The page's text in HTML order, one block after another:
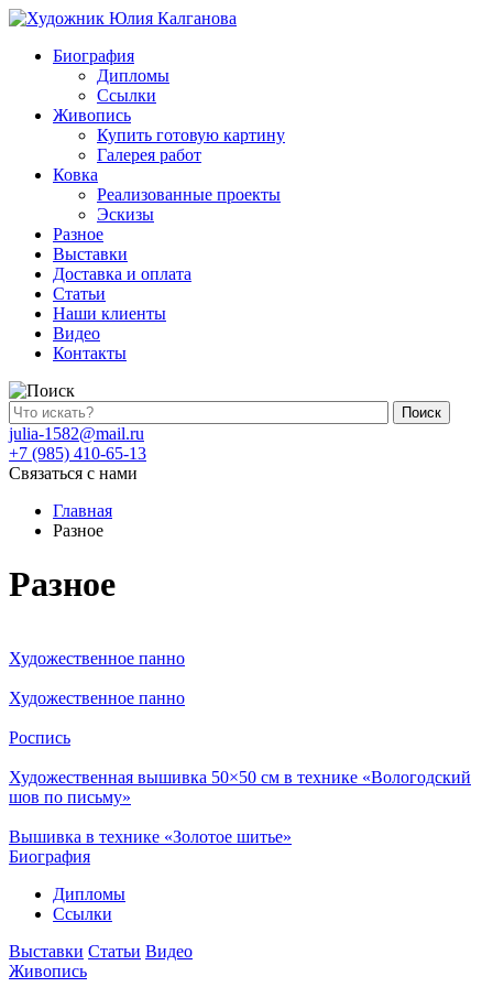
Биография
Дипломы
Ссылки
Живопись
Купить готовую картину
Галерея работ
Ковка
Реализованные проекты
Эскизы
Разное
Выставки
Доставка и оплата
Статьи
Наши клиенты
Видео
Контакты
Поиск
julia-1582@mail.ru
+7 (985) 410-65-13
Связаться с нами
Главная
Разное
Разное
Художественное панно
Художественное панно
Роспись
Художественная вышивка 50×50 см в технике «Вологодский
шов по письму»
Вышивка в технике «Золотое шитье»
Биография
Дипломы
Ссылки
Выставки Статьи Видео
Живопись